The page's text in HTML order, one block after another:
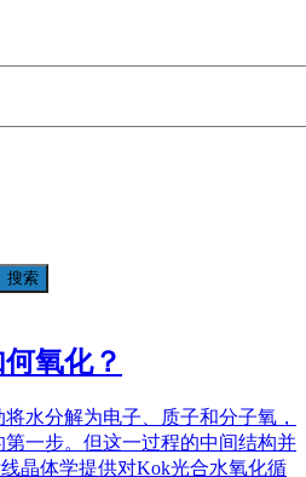
氧化？
水分解为电子、质子和分子氧，
一步。但这一过程的中间结构并
晶体学提供对Kok光合水氧化循